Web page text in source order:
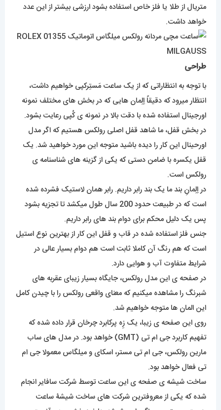
متریال از طلا یا فلز خاص استفاده بشود ارزشی بیشتر از این عدد
خواهد داشت.
طراحی
با توجه به انتظاراتی که از یک ساعت مَستِرکپی خواهیم داشت،
انتظار میرود که دقیقاً اِلِمان هایی که در بخش های مختلف نمونه
اورجینال استفاده شده با دقت بالا در نمونه ی کُپی رعایت بشود.
در بخش قفل، ما شاهد قفل اصلی رولکس هستیم که اگر مدل
اورحینال این کار را دیده باشید متوجه این مورد خواهید شد. یک
قفل یکسره با ضامن دستی که یکی از گزینه های شناسنامه ی
رولکس است.
در اِلِمانِ بند ما یک بند رابر داریم. رابر همان لاستیک فشرده شده
است که در طبیعت حدود 200 سال طول میکشد تا تجزیه بشود
پس یک دلیل محکم برای دوام بند های رابر داریم.
جنس فلز استفاده شده در قاب و قفل این کار از بهترین نوع استیل
است که هم رنگ آن کاملا ثابت است هم دوام بسیار عالی در
شرایط متفاوت آب و هوایی دارد.
در صفحه ی این مدل رولکس، جایگاه بسیار زیبای عقربه های
شبرنگ را مشاهده میکنیم که معنای واقعی رولکس را با چیدن کامل
این المان ها متوجه خواهیم شد.
روی این صفحه ی زیبا، یک زِه پرکابرد چرخان قرار داده شده که
تفهیم کاربرد جی ام تی (GMT) خواهد بود. در مدل های ساب
مارین رولکس، جی ام تی مستر، اسکای و میلگاس معمولا جی ام
تی فعال خواهد بود.
ساخت شیشه ی صفحه ی این ساعت توسط شرکت سافایر انجام
شده که یکی از معروفترین شرکت های ساخت شیشۀ ساعت